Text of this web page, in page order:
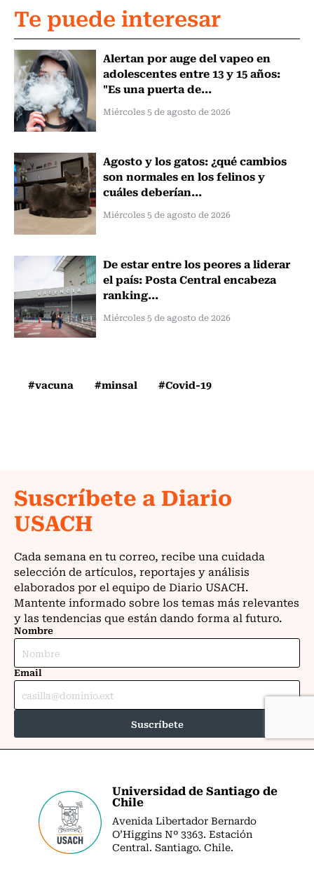
Te puede interesar
Alertan por auge del vapeo en
adolescentes entre 13 y 15 años:
"Es una puerta de...
Miércoles 5 de agosto de 2026
Agosto y los gatos: ¿qué cambios
son normales en los felinos y
cuáles deberían...
Miércoles 5 de agosto de 2026
De estar entre los peores a liderar
el país: Posta Central encabeza
ranking...
Miércoles 5 de agosto de 2026
#vacuna #minsal #Covid-19
Universidad de Santiago de
Chile
Avenida Libertador Bernardo
O’Higgins Nº 3363. Estación
Central. Santiago. Chile.